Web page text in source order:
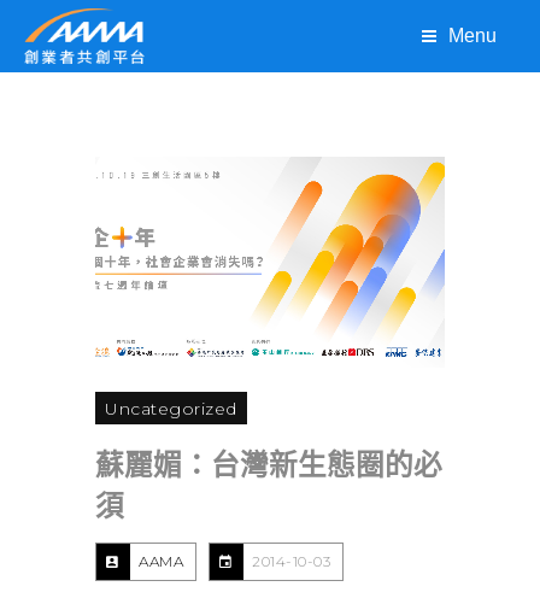
Menu
Uncategorized
蘇麗媚：台灣新生態圈的必
須
AAMA 2014-10-03